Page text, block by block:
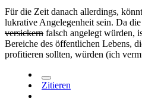
Für die Zeit danach allerdings,
lukrative Angelegenheit sein. Da
versickern falsch angelegt würden,
Bereiche des öffentlichen Lebens,
profitieren sollten, würden (ich
Zitieren